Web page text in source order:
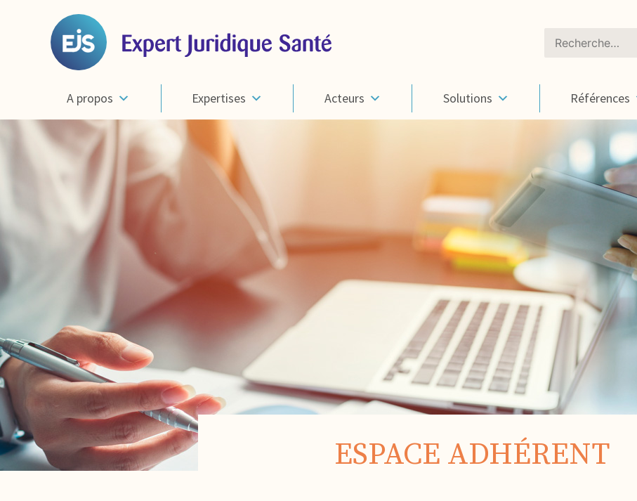
Rechercher :
A propos Expertises Acteurs Solutions Références
ESPACE ADHÉRENT